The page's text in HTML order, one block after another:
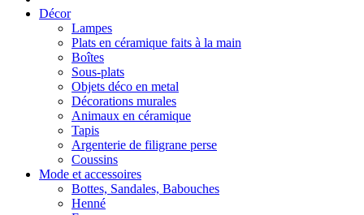
Décor
Lampes
Plats en céramique faits à la main
Boîtes
Sous-plats
Objets déco en metal
Décorations murales
Animaux en céramique
Tapis
Argenterie de filigrane perse
Coussins
Mode et accessoires
Bottes, Sandales, Babouches
Henné